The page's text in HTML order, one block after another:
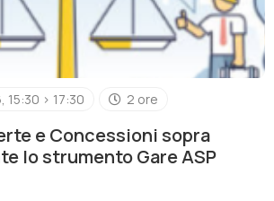
15:30 > 17:30 2 ore
e Concessioni sopra
lo strumento Gare ASP